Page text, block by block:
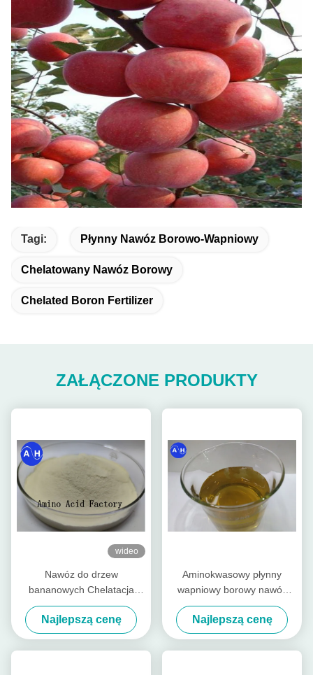
Tagi: Płynny Nawóz Borowo-Wapniowy
Chelatowany Nawóz Borowy
Chelated Boron Fertilizer
ZAŁĄCZONE PRODUKTY
wideo
Nawóz do drzew
bananowych Chelatacja
aminokwasów Wapń Magnez
Cynk Bor Molibden
Najlepszą cenę
Aminokwasowy płynny
wapniowy borowy nawóz
dolistny do drzew
bananowych
Najlepszą cenę